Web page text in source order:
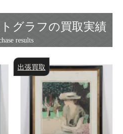
グラフの買取実績
出張買取